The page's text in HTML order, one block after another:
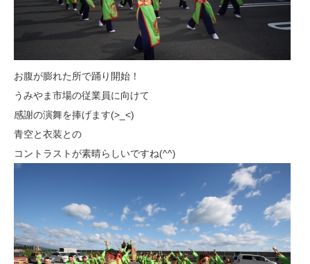
お腹が膨れた所で踊り開始！
うみやま市場の従業員に向けて
感謝の演舞を捧げます(>_<)
青空と衣装との
コントラストが素晴らしいですね(^^)